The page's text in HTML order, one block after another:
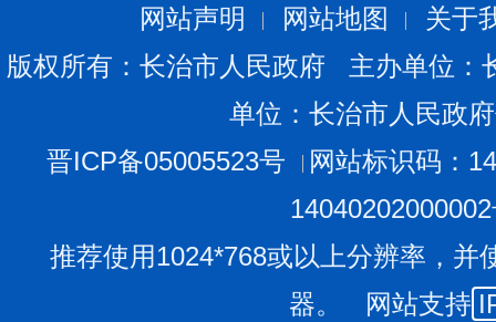
网站声明 网站地图
关于
版权所有：长治市人民政府 主办单位
单位：长治市人民政
晋ICP备05005523号
网站标识码：
推荐使用1024*768或以上分辨率，并
器。 网站支持